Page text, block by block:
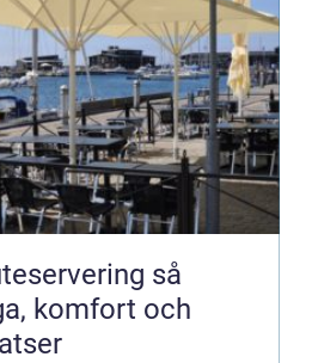
så
komfort och